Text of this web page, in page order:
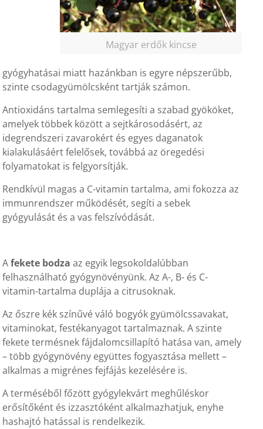
Magyar erdők kincse
gyógyhatásai miatt hazánkban is egyre népszerűbb,
szinte csodagyümölcsként tartják számon.
Antioxidáns tartalma semlegesíti a szabad gyököket,
amelyek többek között a sejtkárosodásért, az
idegrendszeri zavarokért és egyes daganatok
kialakulásáért felelősek, továbbá az öregedési
folyamatokat is felgyorsítják.
Rendkívül magas a C-vitamin tartalma, ami fokozza az
immunrendszer működését, segíti a sebek
gyógyulását és a vas felszívódását.
Afekete bodza az egyik legsokoldalúbban
felhasználható gyógynövényünk. Az A-, B- és C-
vitamin-tartalma duplája a citrusoknak.
Az őszre kék színűvé váló bogyók gyümölcssavakat,
vitaminokat, festékanyagot tartalmaznak. A szinte
fekete termésnek fájdalomcsillapító hatása van, amely
– több gyógynövény együttes fogyasztása mellett –
alkalmas a migrénes fejfájás kezelésére is.
A terméséből főzött gyógylekvárt meghűléskor
erősítőként és izzasztóként alkalmazhatjuk, enyhe
hashajtó hatással is rendelkezik.